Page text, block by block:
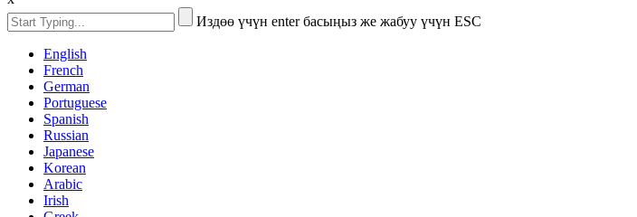
Издөө үчүн enter басыңыз же жабуу үчүн ESC
English
French
German
Portuguese
Spanish
Russian
Japanese
Korean
Arabic
Irish